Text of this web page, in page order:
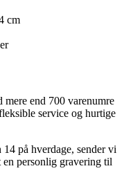
cm
end 700 varenumre
service og hurtige
på hverdage, sender vi
en personlig gravering til